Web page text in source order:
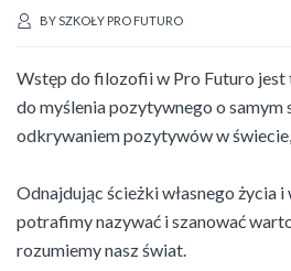
BYSZKOŁY PRO FUTURO
Wstęp do filozofii w Pro Futuro jest
do myślenia pozytywnego o samym
odkrywaniem pozytywów w
Odnajdując ścieżki własnego życia
potrafimy nazywać i szanować
rozumiemy nasz świat.